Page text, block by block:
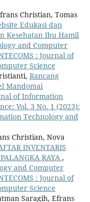
Christian, Tomas
Edukasi dan
Kesehatan Ibu Hamil
and Computer
: Journal of
Science
Rancang
Mandomai
of Information
Vol. 3 No. 1 (2023):
Technology and
Christian, Nova
INVENTARIS
RAYA ,
and Computer
: Journal of
Science
Saragih, Efrans